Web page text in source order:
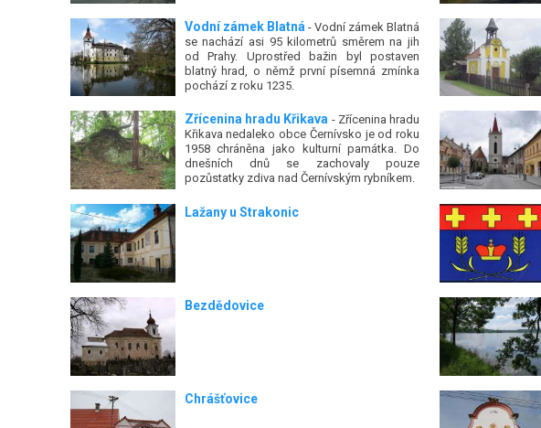
Vodní zámek Blatná - Vodní zámek Blatná
se nachází asi 95 kilometrů směrem na jih
od Prahy. Uprostřed bažin byl postaven
blatný hrad, o němž první písemná zmínka
pochází z roku 1235.
Zřícenina hradu Křikava - Zřícenina hradu
Křikava nedaleko obce Černívsko je od roku
1958 chráněna jako kulturní památka. Do
dnešních dnů se zachovaly pouze
pozůstatky zdiva nad Černívským rybníkem.
Lažany u Strakonic
Bezdědovice
Chrášťovice